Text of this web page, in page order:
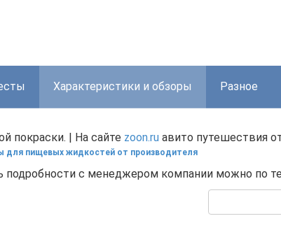
Характеристики и обзоры Разное
покраски. | На сайте zoon.ruавито путешествия
для пищевых жидкостей от производителя
подробности с менеджером компании можно по